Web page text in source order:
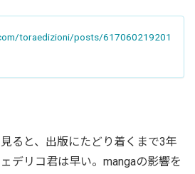
toraedizioni/posts/617060219201
ると、出版にたどり着くまで3年
デリコ君は早い。mangaの影響を